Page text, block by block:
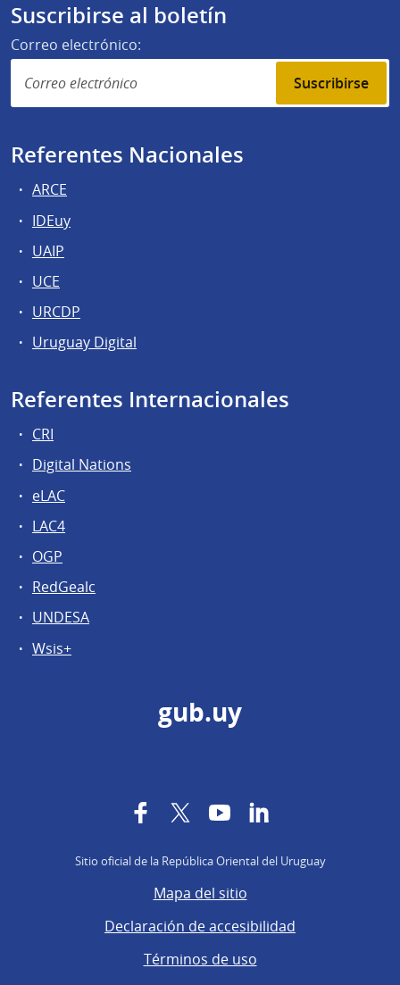
Suscribirse al boletín
Correo electrónico:
Suscribirse
Referentes Nacionales
ARCE
IDEuy
UAIP
UCE
URCDP
Uruguay Digital
Referentes Internacionales
CRI
Digital Nations
eLAC
LAC4
OGP
RedGealc
UNDESA
Wsis+
gub.uy
FacebookTwitterYouTube
Sitio oficial de la República Oriental del Uruguay
Mapa del sitio
Declaración de accesibilidad
Términos de uso